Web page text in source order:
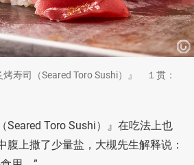
寿司（Seared Toro Sushi）』 １贯：
Seared Toro Sushi）』在吃法上也
腹上撒了少量盐，大槻先生解释说：